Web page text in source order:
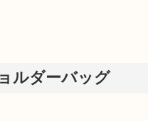
ルダーバッグ